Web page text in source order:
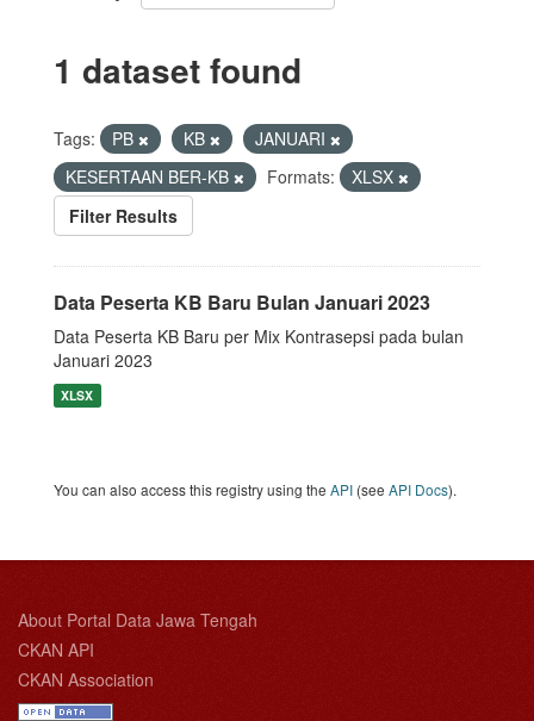
1 dataset found
Tags: PB KB
JANUARI
KESERTAAN BER-KB
Formats:
XLSX
Filter Results
Data Peserta KB Baru Bulan Januari 2023
Data Peserta KB Baru per Mix Kontrasepsi pada bulan
Januari 2023
XLSX
You can also access this registry using the API (see API Docs).
About Portal Data Jawa Tengah
CKAN API
CKAN Association